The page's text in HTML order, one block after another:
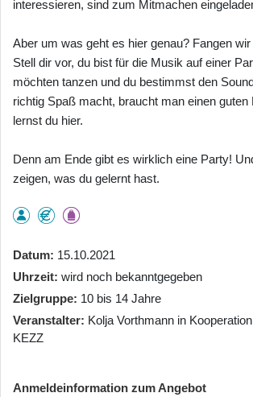
interessieren, sind zum Mitmachen
Aber um was geht es hier genau? Fangen
Stell dir vor, du bist für die Musik auf einer
möchten tanzen und du bestimmst den
richtig Spaß macht, braucht man einen guten
lernst du hier.
Denn am Ende gibt es wirklich eine Party!
zeigen, was du gelernt hast.
Datum 15.10.2021
Uhrzeit wird noch bekanntgegeben
Zielgruppe 10 bis 14 Jahre
Veranstalter Kolja Vorthmann in
KEZZ
Anmeldeinformation zum Angebot